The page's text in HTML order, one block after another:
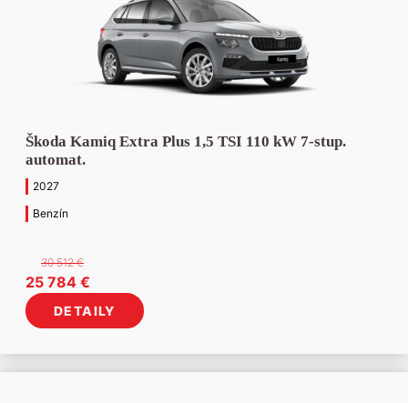
Škoda Kamiq Extra Plus 1,5 TSI 110 kW 7-stup.
automat.
2027
Benzín
30 512€
Pôvodná
cena
bola:
512 €.
25 784 €Aktuálna
cena
je:
784 €.
DETAILY